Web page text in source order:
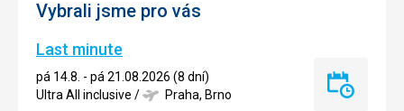
Vybrali jsme pro vás
Last minute
pá 14.8. - pá 21.08.2026 (8 dní)
Ultra All inclusive / Praha, Brno
Last